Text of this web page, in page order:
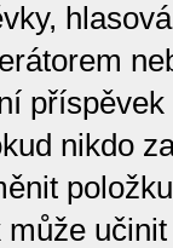
nikdo